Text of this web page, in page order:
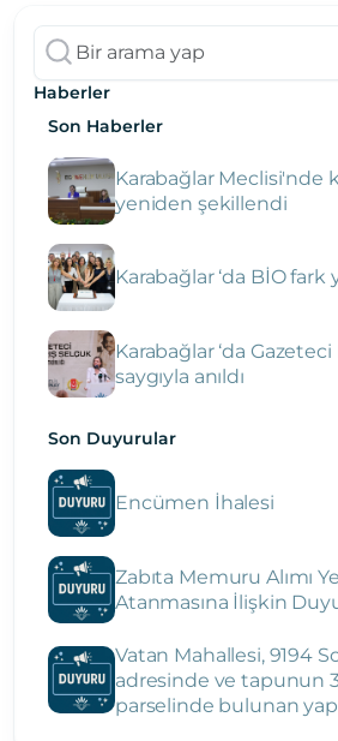
Haberler
Son Haberler
Karabağlar Meclisi'nde
yeniden şekillendi
Karabağlar ‘da BİO fark
Karabağlar ‘da Gazeteci
saygıyla anıldı
Son Duyurular
Encümen İhalesi
Zabıta Memuru Alımı
Atanmasına İlişkin
Vatan Mahallesi, 9194
adresinde ve tapunun
parselinde bulunan